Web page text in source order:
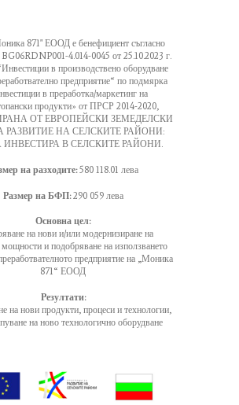
871" ЕООД е бенефициент съгласно
4.014-0045 от 25.10.2023 г.
в производствено оборудване
предприятие“ по подмярка
в преработка/маркетинг на
продукти» от ПРСР 2014-2020,
ОТ ЕВРОПЕЙСКИ ЗЕМЕДЕЛСКИ
РАЗВИТИЕ НА СЕЛСКИТЕ РАЙОНИ:
ИНВЕСТИРА В СЕЛСКИТЕ РАЙОНИ.
на разходите:580 118.01 лева
Размер на БФП:290 059 лева
Основна цел:
на нови и/или модернизиране на
мощности и подобряване на използването
предприятие на „Моника
871“ ЕООД
Резултати:
на нови продукти, процеси и технологии,
на ново технологично оборудване